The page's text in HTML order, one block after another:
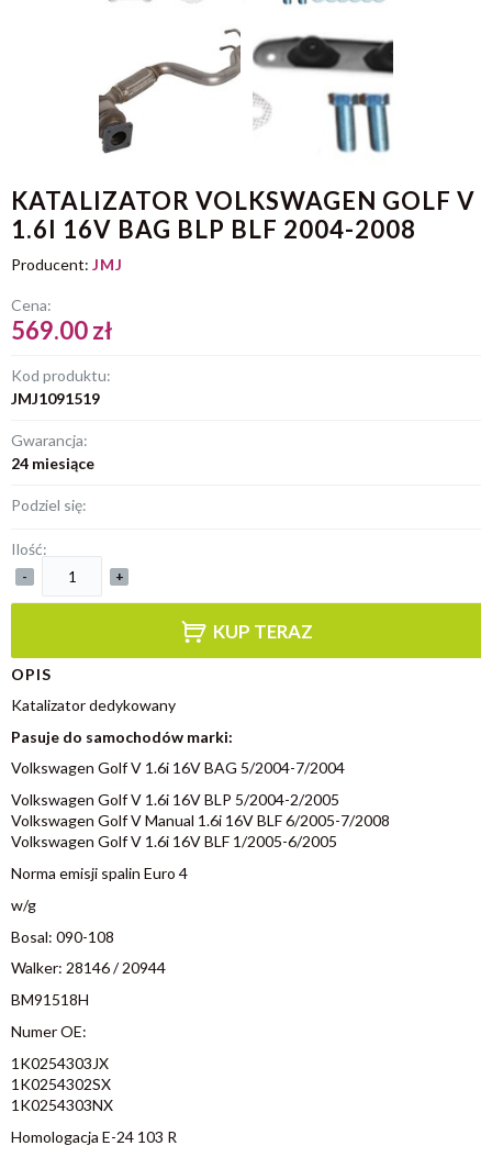
KATALIZATOR VOLKSWAGEN GOLF V
1.6I 16V BAG BLP BLF 2004-2008
Producent: JMJ
Cena:
569.00 zł
Kod produktu:
JMJ1091519
Gwarancja:
24 miesiące
Podziel się:
Ilość:
- +
KUP TERAZ
OPIS
Katalizator dedykowany
Pasuje do samochodów marki:
Volkswagen Golf V 1.6i 16V BAG 5/2004-7/2004
Volkswagen Golf V 1.6i 16V BLP 5/2004-2/2005
Volkswagen Golf V Manual 1.6i 16V BLF 6/2005-7/2008
Volkswagen Golf V 1.6i 16V BLF 1/2005-6/2005
Norma emisji spalin Euro 4
w/g
Bosal: 090-108
Walker: 28146 / 20944
BM91518H
Numer OE:
1K0254303JX
1K0254302SX
1K0254303NX
Homologacja E-24 103 R